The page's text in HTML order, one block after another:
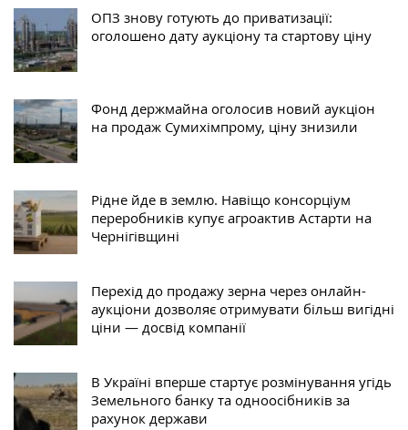
ОПЗ знову готують до приватизації:
оголошено дату аукціону та стартову ціну
Фонд держмайна оголосив новий аукціон
на продаж Сумихімпрому, ціну знизили
Рідне йде в землю. Навіщо консорціум
переробників купує агроактив Астарти на
Чернігівщині
Перехід до продажу зерна через онлайн-
аукціони дозволяє отримувати більш вигідні
ціни — досвід компанії
В Україні вперше стартує розмінування угідь
Земельного банку та одноосібників за
рахунок держави